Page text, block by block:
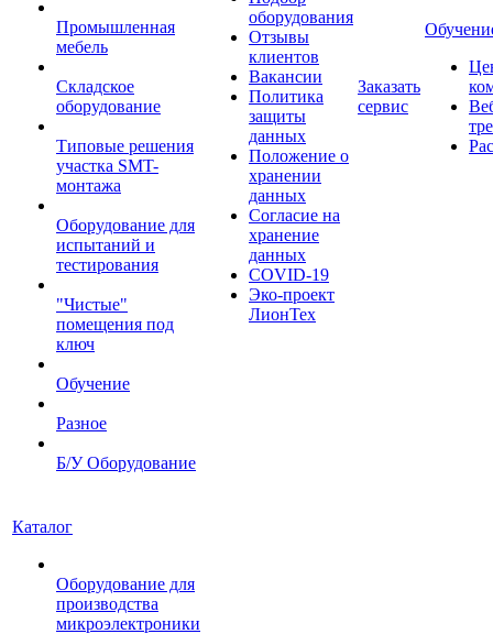
Промышленная
мебель
Складское
оборудование
Типовые решения
участка SMT-
монтажа
Оборудование для
испытаний и
тестирования
"Чистые"
помещения под
ключ
Обучение
Разное
Б/У Оборудование
оборудования
Отзывы
клиентов
Вакансии
Политика
защиты
данных
Положение о
хранении
данных
Согласие на
хранение
данных
COVID-19
Эко-проект
ЛионТех
Заказать
сервис
Каталог
Оборудование для
производства
микроэлектроники